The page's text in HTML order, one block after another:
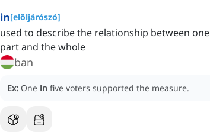
in[elöljárószó]
used to describe the relationship between one
part and the whole
ban
Ex: One in five voters supported the measure.